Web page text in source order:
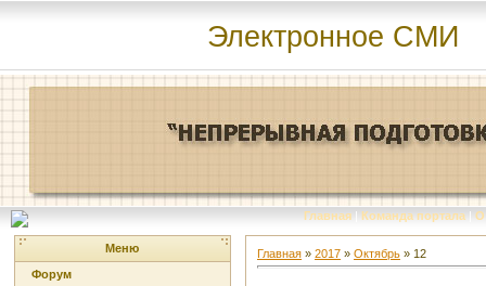
Электронное СМИ
Главная | Команда портала | О
Меню
Форум
Главная » 2017 » Октябрь » 12